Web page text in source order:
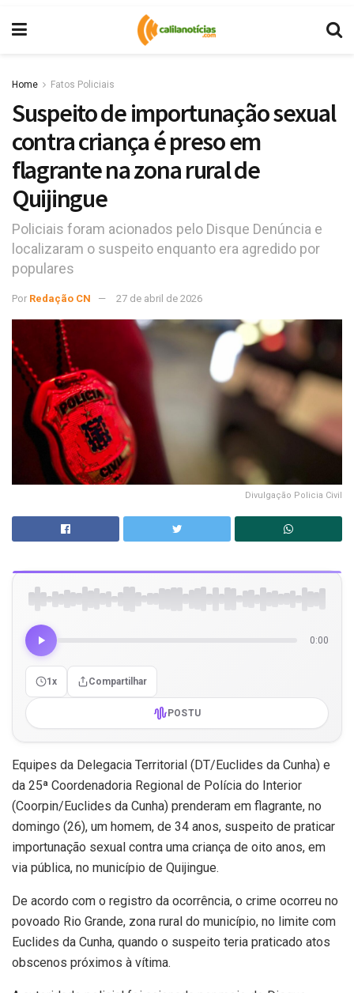
Home Fatos Policiais
Suspeito de importunação sexual
contra criança é preso em
flagrante na zona rural de
Quijingue
Policiais foram acionados pelo Disque Denúncia e
localizaram o suspeito enquanto era agredido por
populares
Por Redação CN 27 de abril de 2026
Divulgação Policia Civil
0:00
1x Compartilhar
POSTU
Equipes da Delegacia Territorial (DT/Euclides da Cunha) e
da 25ª Coordenadoria Regional de Polícia do Interior
(Coorpin/Euclides da Cunha) prenderam em flagrante, no
domingo (26), um homem, de 34 anos, suspeito de praticar
importunação sexual contra uma criança de oito anos, em
via pública, no município de Quijingue.
De acordo com o registro da ocorrência, o crime ocorreu no
povoado Rio Grande, zona rural do município, no limite com
Euclides da Cunha, quando o suspeito teria praticado atos
obscenos próximos à vítima.